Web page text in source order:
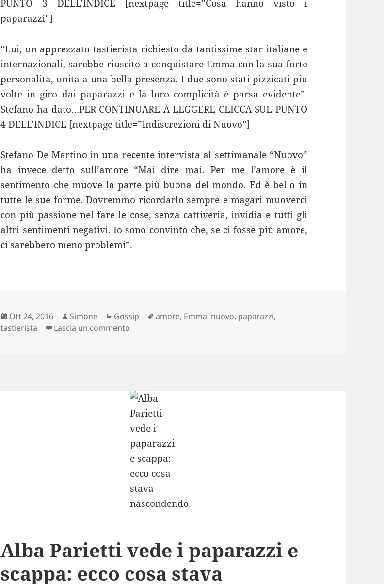
PUNTO 3 DELL’INDICE [nextpage title=”Cosa hanno visto i
paparazzi”]
“Lui, un apprezzato tastierista richiesto da tantissime star italiane e
internazionali, sarebbe riuscito a conquistare Emma con la sua forte
personalità, unita a una bella presenza. I due sono stati pizzicati più
volte in giro dai paparazzi e la loro complicità è parsa evidente”.
Stefano ha dato…PER CONTINUARE A LEGGERE CLICCA SUL PUNTO
4 DELL’INDICE [nextpage title=”Indiscrezioni di Nuovo”]
Stefano De Martino in una recente intervista al settimanale “Nuovo”
ha invece detto sull’amore “Mai dire mai. Per me l’amore è il
sentimento che muove la parte più buona del mondo. Ed è bello in
tutte le sue forme. Dovremmo ricordarlo sempre e magari muoverci
con più passione nel fare le cose, senza cattiveria, invidia e tutti gli
altri sentimenti negativi. Io sono convinto che, se ci fosse più amore,
ci sarebbero meno problemi”.
Scritto
il
Ott 24, 2016 Autore
Simone Categorie
Gossip Tag
amore, Emma, nuovo, paparazzi,
tastierista
Lascia un commento
Alba Parietti vede i paparazzi e
scappa: ecco cosa stava